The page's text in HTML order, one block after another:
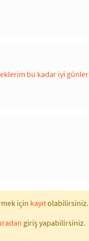
bu kadar iyi günler
için kayıtolabilirsiniz.
giriş yapabilirsiniz.